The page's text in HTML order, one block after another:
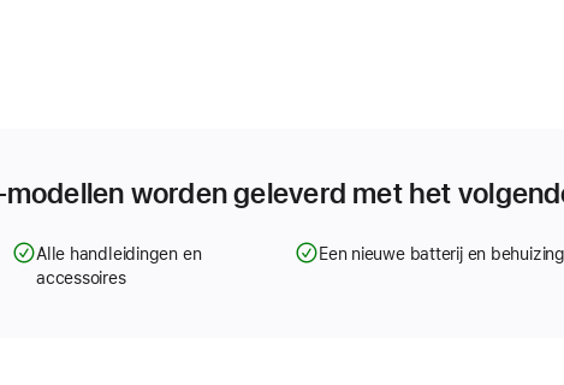
worden geleverd met het
Alle handleidingen en
accessoires
Een nieuwe batterij en behuizing